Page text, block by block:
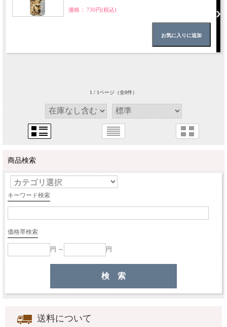
価格： 730円(税込)
1 / 1ページ（全8件）
商品検索
キーワード検索
価格帯検索
円 ～ 円
送料について